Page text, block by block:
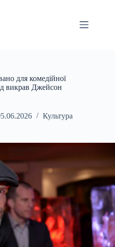
для комедійної
викрав Джейсон
Культура